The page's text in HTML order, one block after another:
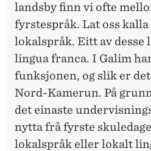
landsby finn vi ofte
fyrstespråk. Lat oss kalla
lokalspråk. Eitt av desse
lingua franca. I Galim
funksjonen, og slik er
Nord-Kamerun. På
det einaste
nytta frå fyrste
lokalspråk eller lokalt